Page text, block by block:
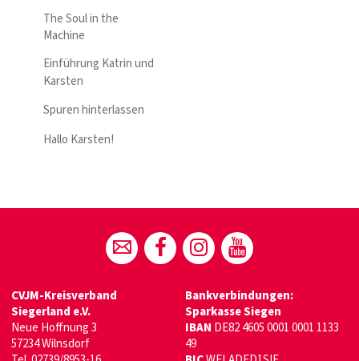
The Soul in the
Machine
Einführung Katrin und
Karsten
Spuren hinterlassen
Hallo Karsten!
CVJM-Kreisverband
Siegerland e.V.
Neue Hoffnung 3
57234 Wilnsdorf
Bankverbindungen:
Sparkasse Siegen
IBAN DE82 4605 0001 0001 1133
49